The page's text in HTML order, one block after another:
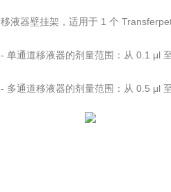
移液器壁挂架，适用于 1 个
- 单通道移液器的剂量范围：从 0.1 μl
- 多通道移液器的剂量范围：从 0.5 μl